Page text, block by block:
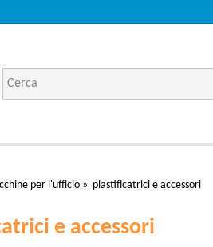
per l'ufficio » plastificatrici e accessori
e accessori